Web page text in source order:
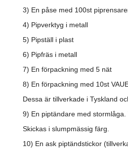
3) En påse med 100st
4) Pipverktyg i metall
5) Pipställ i plast
6) Pipfräs i metall
7) En förpackning med 5 nät
8) En förpackning med 10st
Dessa är tillverkade i Tyskland
9) En piptändare med
Skickas i slumpmässig färg.
10) En ask piptändstickor